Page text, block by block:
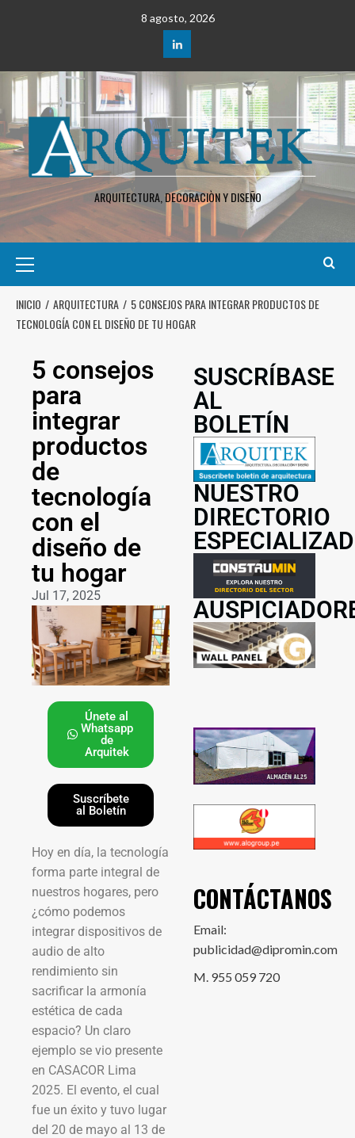
8 agosto, 2026
ARQUITECTURA, DECORACIÒN Y DISEÑO
INICIO ARQUITECTURA
5 CONSEJOS PARA INTEGRAR PRODUCTOS DE
TECNOLOGÍA CON EL DISEÑO DE TU HOGAR
5 consejos
para
integrar
productos
de
tecnología
con el
diseño de
tu hogar
Jul 17, 2025
Únete al
Whatsapp
de
Arquitek
Suscríbete
al Boletín
Hoy en día, la tecnología
forma parte integral de
nuestros hogares, pero
¿cómo podemos
integrar dispositivos de
audio de alto
rendimiento sin
sacrificar la armonía
estética de cada
espacio? Un claro
ejemplo se vio presente
en CASACOR Lima
2025. El evento, el cual
fue un éxito y tuvo lugar
del 20 de mayo al 13 de
SUSCRÍBASE
AL
BOLETÍN
NUESTRO
DIRECTORIO
CONTÁCTANOS
Email:
publicidad@dipromin.com
M. 955 059 720